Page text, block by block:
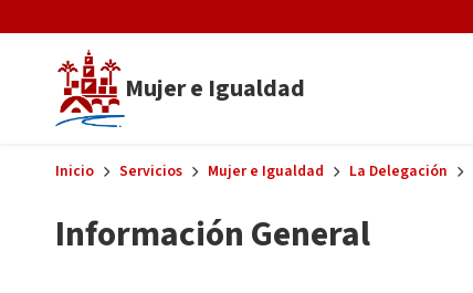
Mujer e Igualdad
Inicio Servicios Mujer e Igualdad La Delegación
Información General